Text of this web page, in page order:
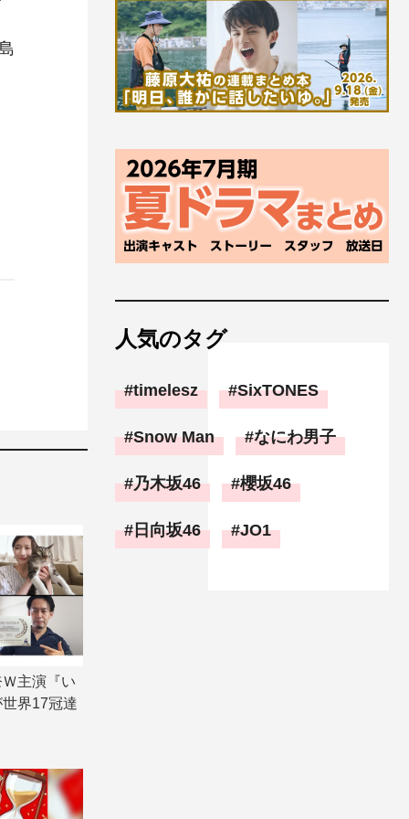
主演『い
界17冠達
人気のタグ
timelesz SixTONES
Snow Man なにわ男子
乃木坂46 櫻坂46
日向坂46 JO1